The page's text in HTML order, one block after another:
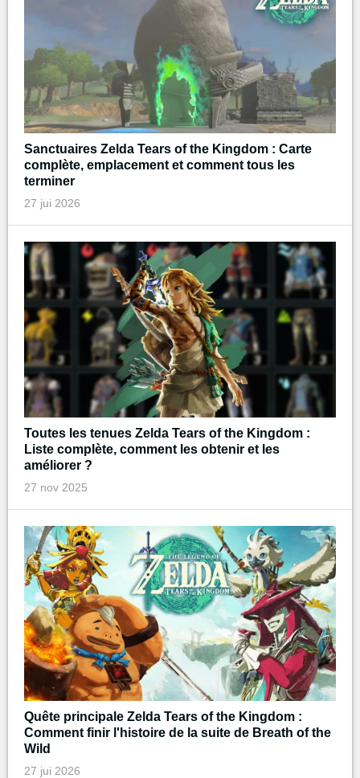
Sanctuaires Zelda Tears of the Kingdom : Carte
complète, emplacement et comment tous les
terminer
27 jui 2026
Toutes les tenues Zelda Tears of the Kingdom :
Liste complète, comment les obtenir et les
améliorer ?
27 nov 2025
Quête principale Zelda Tears of the Kingdom :
Comment finir l'histoire de la suite de Breath of the
Wild
27 jui 2026